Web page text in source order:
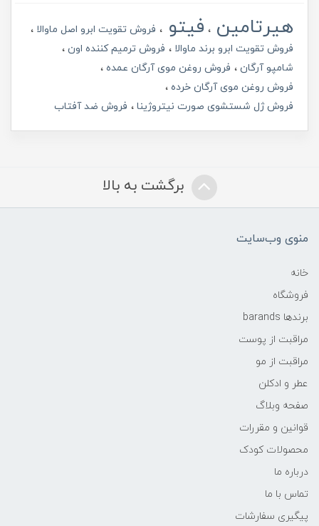
هیرتامین فیتو
فروش تقویت ابرو اصل ماوالا
فروش تقویت ابرو برند ماوالا
فروش ترمیم کننده اون
شامپو آرگان
فروش روغن موی آرگان عمده
فروش روغن موی آرگان خرده
فروش ژل شستشوی صورت نیتروژینا
فروش ضد آفتاب
برگشت به بالا
منوی وب‌سایت
خانه
فروشگاه
برندها barands
مراقبت از پوست
مراقبت از مو
عطر و ادکلن
صفحه وبلاگ
قوانین و مقررات
محصولات کودک
درباره ما
تماس با ما
پیگیری سفارشات